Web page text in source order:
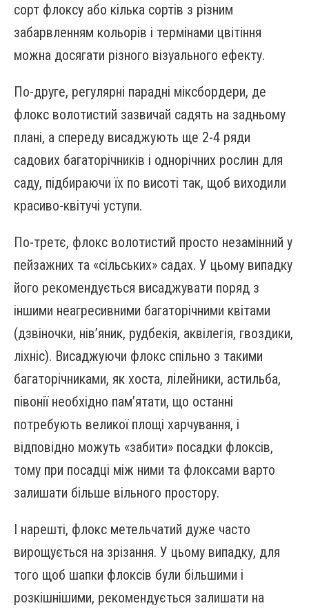
сорт флоксу або кілька сортів з різним
забарвленням кольорів і термінами цвітіння
можна досягати різного візуального ефекту.
По-друге, регулярні парадні міксбордери, де
флокс волотистий зазвичай садять на задньому
плані, а спереду висаджують ще 2-4 ряди
садових багаторічників і однорічних рослин для
саду, підбираючи їх по висоті так, щоб виходили
красиво-квітучі уступи.
По-третє, флокс волотистий просто незамінний у
пейзажних та «сільських» садах. У цьому випадку
його рекомендується висаджувати поряд з
іншими неагресивними багаторічними квітами
(дзвіночки, нів’яник, рудбекія, аквілегія, гвоздики,
ліхніс). Висаджуючи флокс спільно з такими
багаторічниками, як хоста, лілейники, астильба,
півонії необхідно пам’ятати, що останні
потребують великої площі харчування, і
відповідно можуть «забити» посадки флоксів,
тому при посадці між ними та флоксами варто
залишати більше вільного простору.
І нарешті, флокс метельчатий дуже часто
вирощується на зрізання. У цьому випадку, для
того щоб шапки флоксів були більшими і
розкішнішими, рекомендується залишати на